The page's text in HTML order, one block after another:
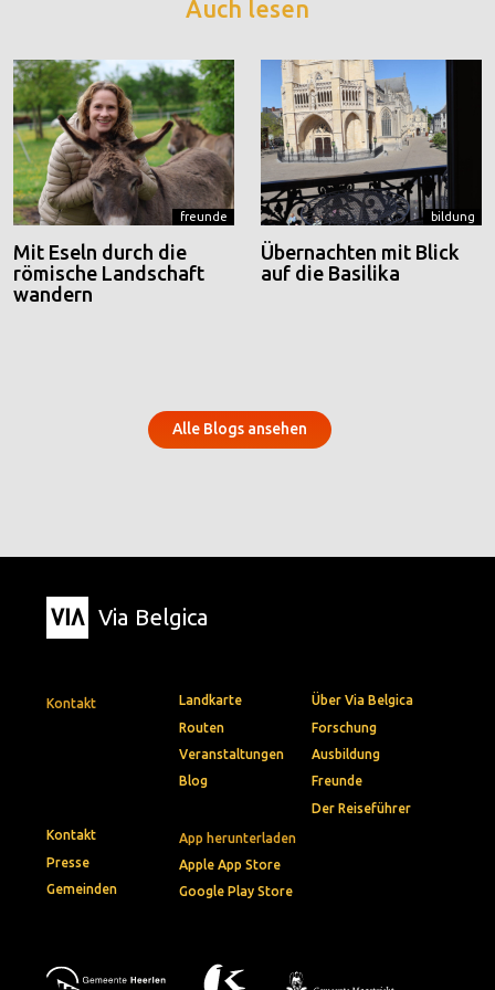
Auch lesen
freunde
Mit Eseln durch die
römische Landschaft
wandern
bildung
Übernachten mit Blick
auf die Basilika
Alle Blogs ansehen
Via Belgica
Kontakt
App herunterladen
Apple App Store
Google Play Store
Landkarte
Routen
Veranstaltungen
Blog
Über Via Belgica
Forschung
Ausbildung
Freunde
Der Reiseführer
Kontakt
Presse
Gemeinden